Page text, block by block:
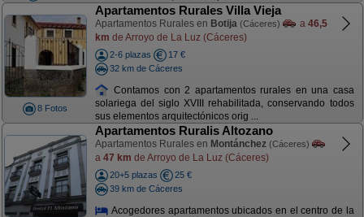
8 Fotos
Apartamentos Rurales Villa Vieja
Apartamentos Rurales en Botija (Cáceres) a 46,5
km de Arroyo de La Luz (Cáceres)
2-6 plazas
17 €
32 km de Cáceres
Contamos con 2 apartamentos rurales en una casa
solariega del siglo XVIII rehabilitada, conservando todos
sus elementos arquitectónicos orig ...
Apartamentos Ruralis Altozano
Apartamentos Rurales en Montánchez (Cáceres)
a 47 km de Arroyo de La Luz (Cáceres)
20+5 plazas
25 €
39 km de Cáceres
Acogedores apartamentos ubicados en el centro de la